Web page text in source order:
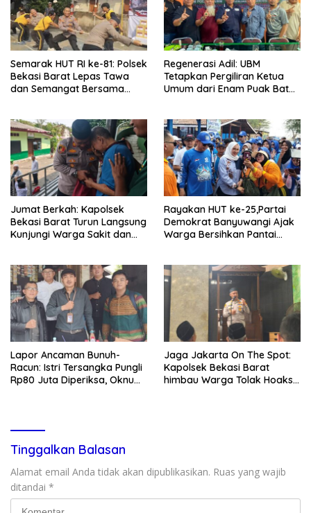
Semarak HUT RI ke-81: Polsek
Bekasi Barat Lepas Tawa
dan Semangat Bersama
Regenerasi Adil: UBM
Tetapkan Pergiliran Ketua
Umum dari Enam Puak Batak
Jumat Berkah: Kapolsek
Bekasi Barat Turun Langsung
Kunjungi Warga Sakit dan
Rayakan HUT ke-25,Partai
Demokrat Banyuwangi Ajak
Warga Bersihkan Pantai
Lapor Ancaman Bunuh-
Racun: Istri Tersangka Pungli
Rp80 Juta Diperiksa, Oknum
Jaga Jakarta On The Spot:
Kapolsek Bekasi Barat
himbau Warga Tolak Hoaks
Tinggalkan Balasan
Alamat email Anda tidak akan dipublikasikan. Ruas yang wajib
ditandai *